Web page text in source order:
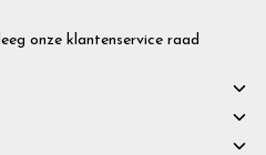
onze klantenservice raad